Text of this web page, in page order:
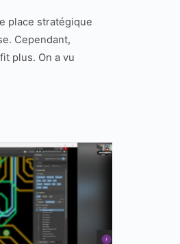
place stratégique
Cependant,
plus. On a vu